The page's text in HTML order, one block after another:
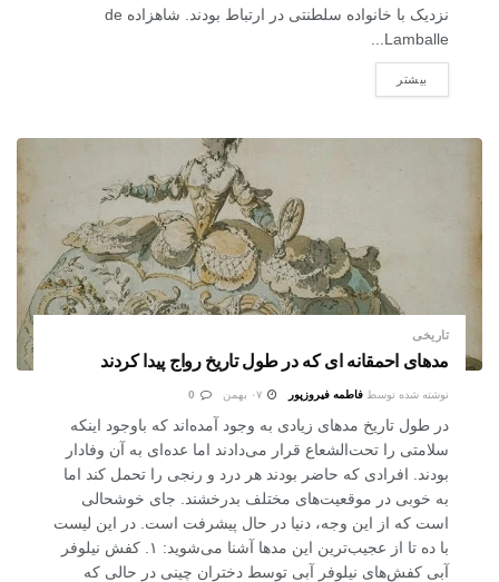
نزدیک با خانواده سلطنتی در ارتباط بودند. شاهزاده de
Lamballe...
بیشتر
تاریخی
مدهای احمقانه ای که در طول تاریخ رواج پیدا کردند
نوشته شده توسط فاطمه فیروزپور
در طول تاریخ مدهای زیادی به وجود آمده‌اند که باوجود اینکه
سلامتی را تحت‌الشعاع قرار می‌دادند اما عده‌ای به آن وفادار
بودند. افرادی که حاضر بودند هر درد و رنجی را تحمل کند اما
به خوبی در موقعیت‌های مختلف بدرخشند. جای خوشحالی
است که از این وجه، دنیا در حال پیشرفت است. در این لیست
با ده تا از عجیب‌ترین این مدها آشنا می‌شوید: ۱. کفش نیلوفر
آبی کفش‌های نیلوفر آبی توسط دختران چینی در حالی که